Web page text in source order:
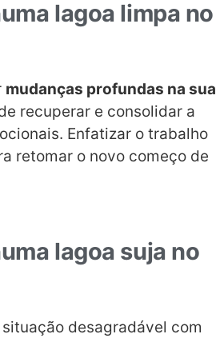
lagoa limpa no
mudanças profundas na sua
recuperar e consolidar a
Enfatizar o trabalho
retomar o novo começo de
lagoa suja no
desagradável com